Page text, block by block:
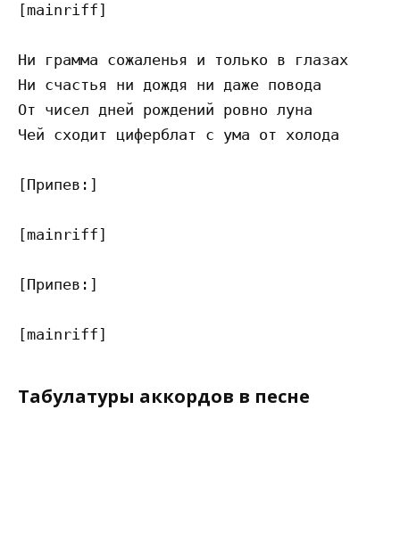
[mainriff]
Ни грамма сожаленья и только в глазах
Ни счастья ни дождя ни даже повода
От чисел дней рождений ровно луна
Чей сходит циферблат с ума от холода
[Припев:]
[mainriff]
[Припев:]
Табулатуры аккордов в песне